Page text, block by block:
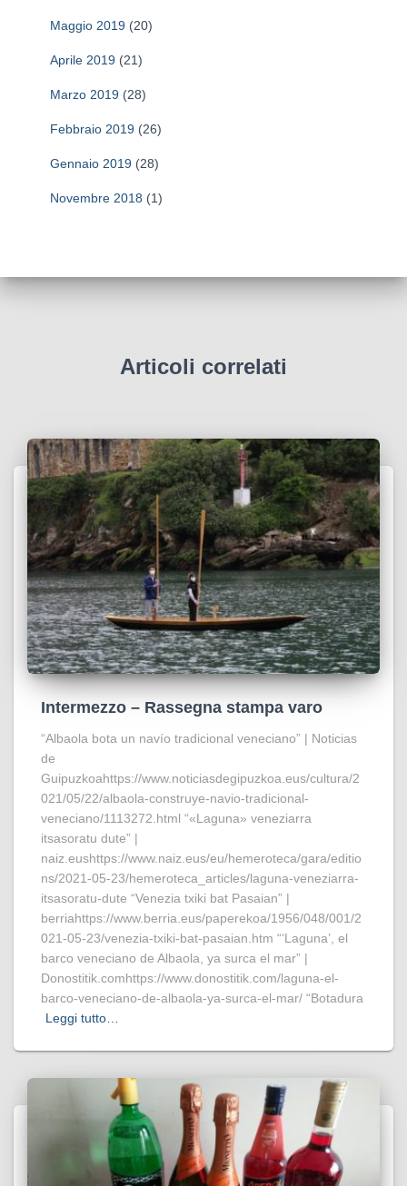
Maggio 2019 (20)
Aprile 2019 (21)
Marzo 2019 (28)
Febbraio 2019 (26)
Gennaio 2019 (28)
Novembre 2018 (1)
Articoli correlati
Intermezzo – Rassegna stampa varo
“Albaola bota un navío tradicional veneciano” | Noticias
de
Guipuzkoahttps://www.noticiasdegipuzkoa.eus/cultura/2
021/05/22/albaola-construye-navio-tradicional-
veneciano/1113272.html “«Laguna» veneziarra
itsasoratu dute” |
naiz.eushttps://www.naiz.eus/eu/hemeroteca/gara/editio
ns/2021-05-23/hemeroteca_articles/laguna-veneziarra-
itsasoratu-dute “Venezia txiki bat Pasaian” |
berriahttps://www.berria.eus/paperekoa/1956/048/001/2
021-05-23/venezia-txiki-bat-pasaian.htm “‘Laguna’, el
barco veneciano de Albaola, ya surca el mar” |
Donostitik.comhttps://www.donostitik.com/laguna-el-
barco-veneciano-de-albaola-ya-surca-el-mar/ “Botadura
Leggi tutto…